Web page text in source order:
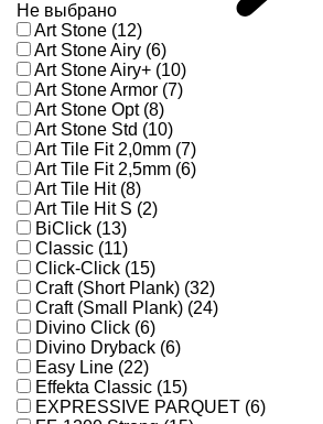
Не выбрано
Art Stone (12)
Art Stone Airy (6)
Art Stone Airy+ (10)
Art Stone Armor (7)
Art Stone Opt (8)
Art Stone Std (10)
Art Tile Fit 2,0mm (7)
Art Tile Fit 2,5mm (6)
Art Tile Hit (8)
Art Tile Hit S (2)
BiClick (13)
Classic (11)
Click-Click (15)
Craft (Short Plank) (32)
Craft (Small Plank) (24)
Divino Click (6)
Divino Dryback (6)
Easy Line (22)
Effekta Classic (15)
EXPRESSIVE PARQUET (6)